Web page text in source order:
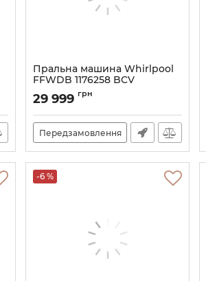
Пральна машина Whirlpool
FFWDB 1176258 BCV
Артикул:A141239
29 999 грн
Передзамовлення
-6 %